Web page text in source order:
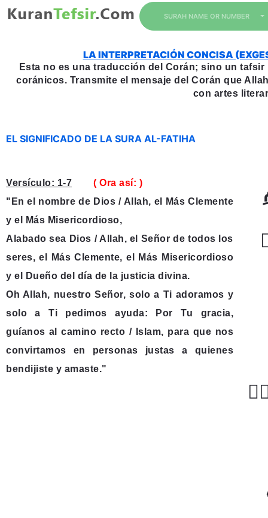
SURAH NAME OR NUMBER
LA INTERPRETACIÓN CONCISA
Esta no es una traducción del Corán; sino un
coránicos. Transmite el mensaje del Corán que
con artes
EL SIGNIFICADO DE LA SURA AL-FATIHA
Versículo: 1-7
( Ora así: )
"En el nombre de Dios / Allah, el Más Clemente
y el Más Misericordioso,
Alabado sea Dios / Allah, el Señor de todos los
seres, el Más Clemente, el Más Misericordioso
y el Dueño del día de la justicia divina.
Oh Allah, nuestro Señor, solo a Ti adoramos y
solo a Ti pedimos ayuda: Por Tu gracia,
guíanos al camino recto / Islam, para que nos
convirtamos en personas justas a quienes
bendijiste y amaste."